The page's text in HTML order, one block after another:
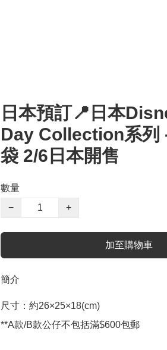
日本預訂📍日本
Day Collection系列
袋 2/6日本開售
數量
−
+
加至購物車
簡介
尺寸：約26×25×18(cm)
**A款/B款公仔不包括滿$600包郵